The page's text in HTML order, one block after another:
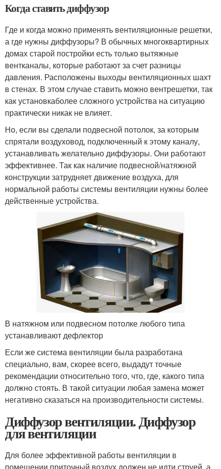
Когда ставить диффузор
Где и когда можно применять вентиляционные решетки,
а где нужны диффузоры? В обычных многоквартирных
домах старой постройки есть только вытяжные
вентканалы, которые работают за счет разницы
давления. Расположены выходы вентиляционных шахт
в стенах. В этом случае ставить можно вентрешетки, так
как установкаболее сложного устройства на ситуацию
практически никак не влияет.
Но, если вы сделали подвесной потолок, за которым
спрятали воздуховод, подключенный к этому каналу,
устанавливать желательно диффузоры. Они работают
эффективнее. Так как наличие подвесной/натяжной
конструкции затрудняет движение воздуха, для
нормальной работы системы вентиляции нужны более
действенные устройства.
В натяжном или подвесном потолке любого типа
устанавливают дефлектор
Если же система вентиляции была разработана
специально, вам, скорее всего, выдадут точные
рекомендации относительно того, что, где, какого типа
должно стоять. В такой ситуации любая замена может
негативно сказаться на производительности системы.
Диффузор вентиляции. Диффузор
для вентиляции
Для более эффективной работы вентиляции в
помещении приточный воздух должен не идти струей, а